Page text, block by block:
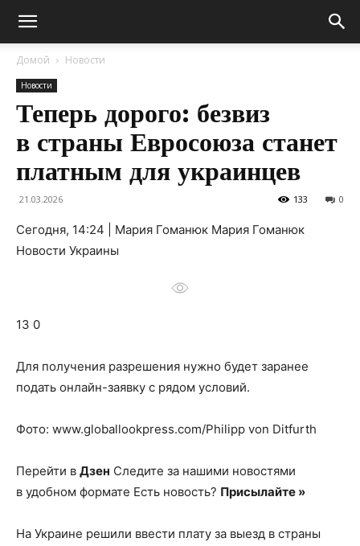
Домой Новости
Новости
Теперь дорого: безвиз
в страны Евросоюза станет
платным для украинцев
21.03.2026 0
133
Сегодня, 14:24 | Мария Гоманюк Мария Гоманюк
Новости Украины
13 0
Для получения разрешения нужно будет заранее
подать онлайн-заявку с рядом условий.
Фото: www.globallookpress.com/Philipp von Ditfurth
Перейти в Дзен Следите за нашими новостями
в удобном формате Есть новость? Присылайте »
На Украине решили ввести плату за выезд в страны